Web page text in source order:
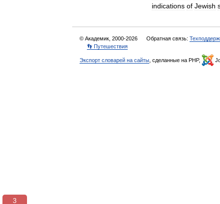
indications of Jewish
© Академик, 2000-2026 Обратная связь:
👣 Путешествия
Экспорт словарей на сайты , сделанные на PHP,
3